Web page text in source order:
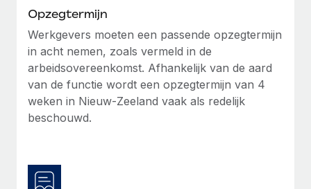
te helpen bij het aannemen, beheren en...
Meer informatie
Hoe Phiture 55 werknemers in 19 landen
beheert met Remote
Phiture, een toonaangevende leider in de wereldwijde
Meer informatie
Opzegtermijn
Werkgevers moeten een passende opzegtermijn
in acht nemen, zoals vermeld in de
arbeidsovereenkomst. Afhankelijk van de aard
van de functie wordt een opzegtermijn van 4
weken in Nieuw-Zeeland vaak als redelijk
beschouwd.